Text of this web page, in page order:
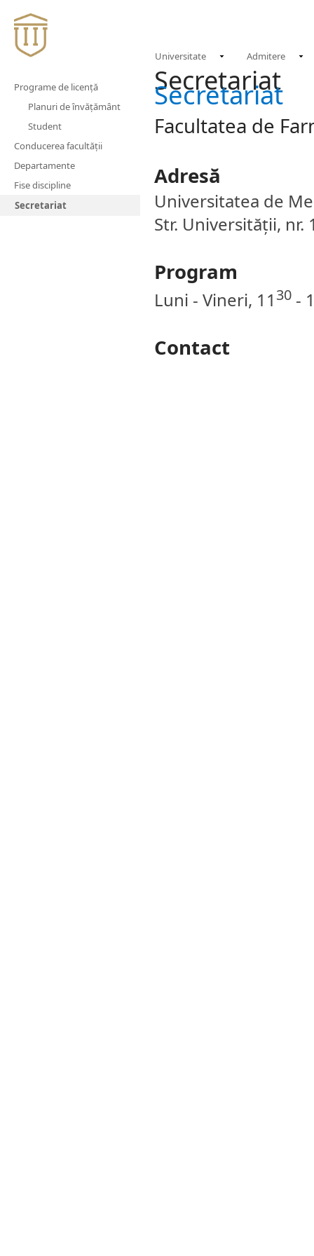
Universitate Admitere
Secretariat
Programe de licență
Planuri de învățământ
Student
Conducerea facultății
Departamente
Fise discipline
Secretariat
Secretariat
Facultatea de
Adresă
Universitatea de
Str. Universității, nr.
Program
Luni - Vineri, 11 30 -
Contact